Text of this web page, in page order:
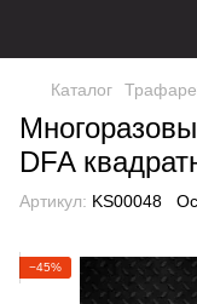
Каталог
DFA
Артикул: KS00048
−45%